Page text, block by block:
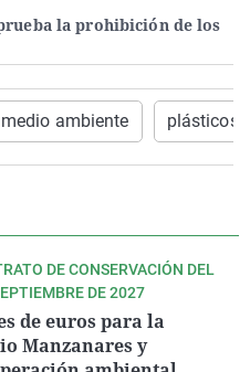
la prohibición de los
medio ambiente plásticos
DE CONSERVACIÓN DEL
DE 2027
de euros para la
Manzanares y